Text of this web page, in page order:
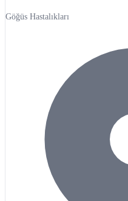
Göğüs Hastalıkları